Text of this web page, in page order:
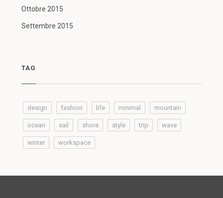
Ottobre 2015
Settembre 2015
TAG
design fashion life minimal mountain
ocean sail shore style trip wave
winter workspace